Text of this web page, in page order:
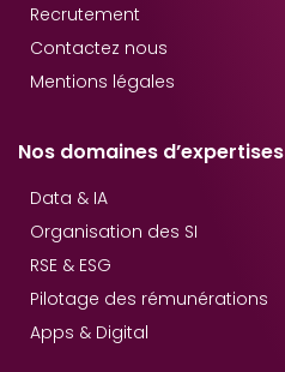
Recrutement
Contactez nous
Mentions légales
Nos domaines d’expertises
Data & IA
Organisation des SI
RSE & ESG
Pilotage des rémunérations
Apps & Digital